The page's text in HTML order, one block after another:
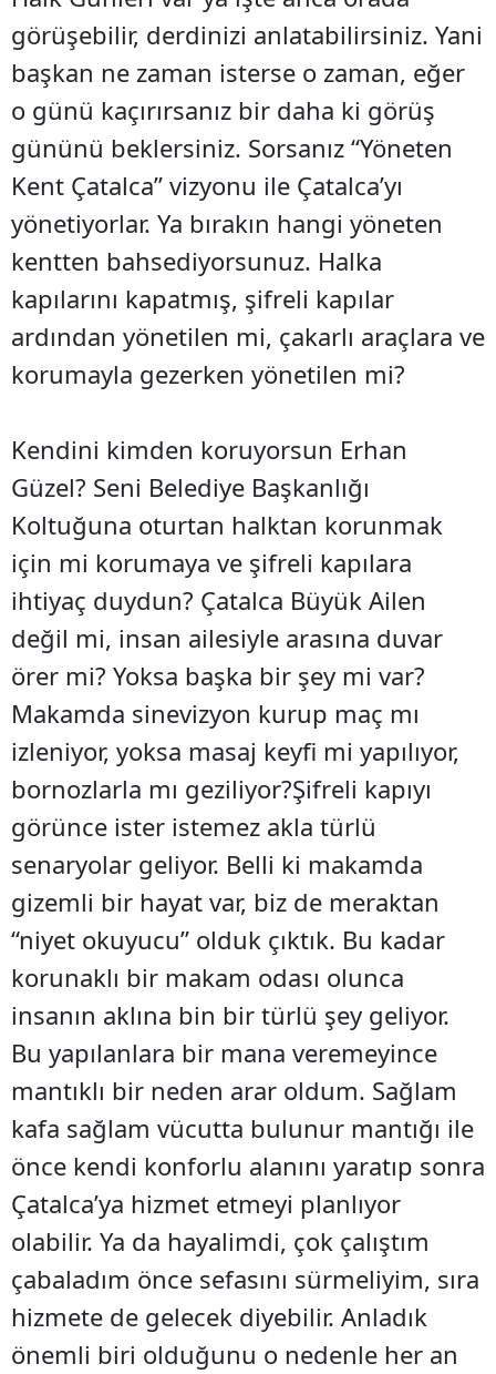
görüşebilir, derdinizi anlatabilirsiniz. Yani
başkan ne zaman isterse o zaman, eğer
o günü kaçırırsanız bir daha ki görüş
gününü beklersiniz. Sorsanız “Yöneten
Kent Çatalca” vizyonu ile Çatalca’yı
yönetiyorlar. Ya bırakın hangi yöneten
kentten bahsediyorsunuz. Halka
kapılarını kapatmış, şifreli kapılar
ardından yönetilen mi, çakarlı araçlara ve
korumayla gezerken yönetilen mi?
Kendini kimden koruyorsun Erhan
Güzel? Seni Belediye Başkanlığı
Koltuğuna oturtan halktan korunmak
için mi korumaya ve şifreli kapılara
ihtiyaç duydun? Çatalca Büyük Ailen
değil mi, insan ailesiyle arasına duvar
örer mi? Yoksa başka bir şey mi var?
Makamda sinevizyon kurup maç mı
izleniyor, yoksa masaj keyfi mi yapılıyor,
bornozlarla mı geziliyor?Şifreli kapıyı
görünce ister istemez akla türlü
senaryolar geliyor. Belli ki makamda
gizemli bir hayat var, biz de meraktan
“niyet okuyucu” olduk çıktık. Bu kadar
korunaklı bir makam odası olunca
insanın aklına bin bir türlü şey geliyor.
Bu yapılanlara bir mana veremeyince
mantıklı bir neden arar oldum. Sağlam
kafa sağlam vücutta bulunur mantığı ile
önce kendi konforlu alanını yaratıp sonra
Çatalca’ya hizmet etmeyi planlıyor
olabilir. Ya da hayalimdi, çok çalıştım
çabaladım önce sefasını sürmeliyim, sıra
hizmete de gelecek diyebilir. Anladık
önemli biri olduğunu o nedenle her an